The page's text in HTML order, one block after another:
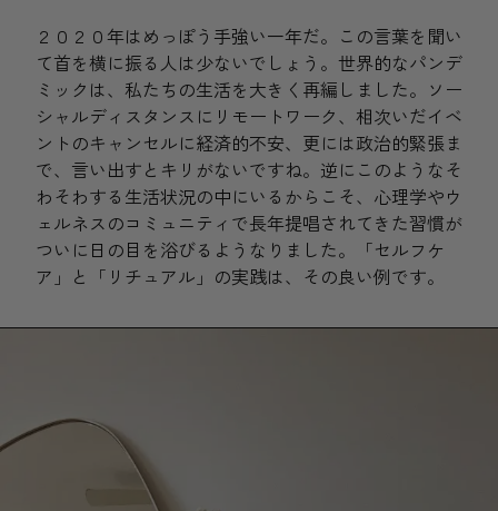
２０２０年はめっぽう手強い一年だ。この言葉を聞い
て首を横に振る人は少ないでしょう。世界的なパンデ
ミックは、私たちの生活を大きく再編しました。ソー
シャルディスタンスにリモートワーク、相次いだイベ
ントのキャンセルに経済的不安、更には政治的緊張ま
で、言い出すとキリがないですね。逆にこのようなそ
わそわする生活状況の中にいるからこそ、心理学やウ
ェルネスのコミュニティで長年提唱されてきた習慣が
ついに日の目を浴びるようなりました。「セルフケ
ア」と「リチュアル」の実践は、その良い例です。